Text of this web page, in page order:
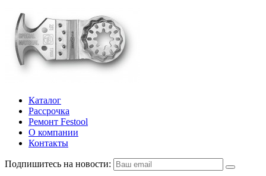
Каталог
Рассрочка
Ремонт Festool
О компании
Контакты
Подпишитесь на новости: